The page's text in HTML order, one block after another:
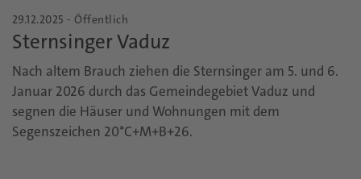
29.12.2025 - Öffentlich
Sternsinger Vaduz
Nach altem Brauch ziehen die Sternsinger am 5. und 6.
Januar 2026 durch das Gemeindegebiet Vaduz und
segnen die Häuser und Wohnungen mit dem
Segenszeichen 20*C+M+B+26.